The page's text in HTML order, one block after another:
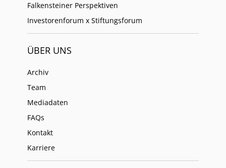
Falkensteiner Perspektiven
Investorenforum x Stiftungsforum
ÜBER UNS
Archiv
Team
Mediadaten
FAQs
Kontakt
Karriere